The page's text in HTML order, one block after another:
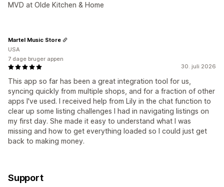
MVD at Olde Kitchen & Home
30. juli 2026
This app so far has been a great integration tool for us,
syncing quickly from multiple shops, and for a fraction of other
apps I've used. I received help from Lily in the chat function to
clear up some listing challenges I had in navigating listings on
my first day. She made it easy to understand what I was
missing and how to get everything loaded so I could just get
back to making money.
Martel Music Store
USA
7 dage bruger appen
Support